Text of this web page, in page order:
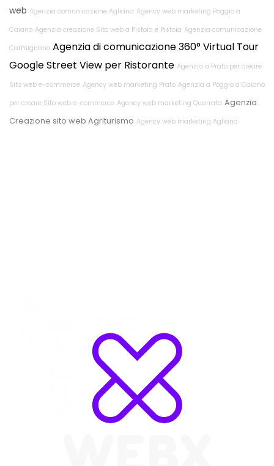
web Agenzia comunicazione Agliana Agency web marketing Poggio a
Caiano Agenzia creazione Sito web a Pistoia e Pistoia Agenzia comunicazione
Carmignano Agenzia di comunicazione360° Virtual Tour
Google Street View per Ristorante Agenzia a Prato per creare
Sito web e-commerce Agency web marketing Prato Agenzia a Poggio a Caiano
per creare Sito web e-commerce Agency web marketing Quarrata Agenzia
Creazione sito web Agriturismo Agency web marketing Agliana